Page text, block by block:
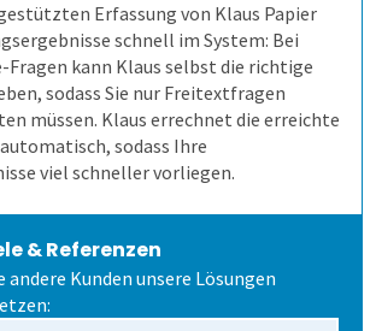
Klaus Online
QuestorPro
Erfassung von Klaus Papier
schnell im System: Bei
kann Klaus selbst die richtige
sodass Sie nur Freitextfragen
müssen. Klaus errechnet die erreichte
sodass Ihre
viel schneller vorliegen.
& Referenzen
andere Kunden unsere Lösungen